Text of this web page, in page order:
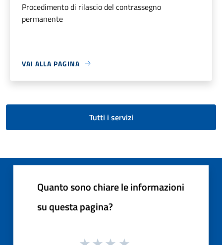
Procedimento di rilascio del contrassegno
permanente
VAI ALLA PAGINA
Tutti i servizi
Quanto sono chiare le informazioni
su questa pagina?